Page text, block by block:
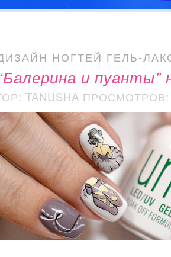
НОГТЕЙ ГЕЛЬ-
и пуанты”
TANUSHA ПРОСМОТРОВ: